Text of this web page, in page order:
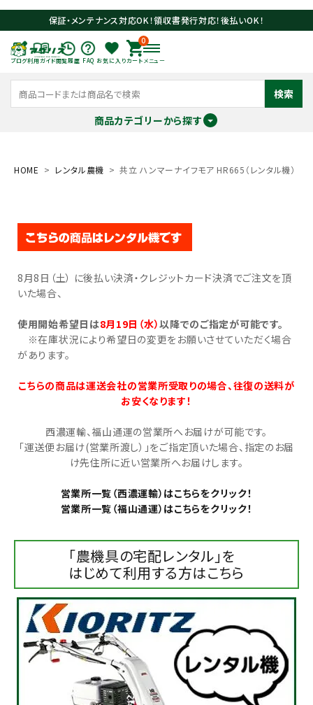
保証・メンテナンス対応OK！領収書発行対応！後払いOK！
ブログ利用ガイド閲覧履歴 FAQ お気に入り
0
カート メニュー
検索
商品カテゴリーから探す
meeting_room ログイン person 会員登録
お気に入り一覧
閲覧履歴一覧
農業資材
ブログ
利用ガイド FAQ
HOME レンタル農機 共立 ハンマーナイフモア HR665（レンタル機）
8月8日（土） に後払い決済・クレジットカード決済でご注文を頂
いた場合、
使用開始希望日は8月19日（水）以降でのご指定が可能です。
※在庫状況により希望日の変更をお願いさせていただく場合
があります。
こちらの商品は運送会社の営業所受取りの場合、往復の送料が
お安くなります！
西濃運輸、福山通運の営業所へお届けが可能です。
「運送便お届け(営業所渡し）」をご指定頂いた場合、指定のお届
け先住所に近い営業所へお届けします。
営業所一覧（西濃運輸）はこちらをクリック！
営業所一覧（福山通運）はこちらをクリック！
「農機具の宅配レンタル」を
はじめて利用する方はこちら